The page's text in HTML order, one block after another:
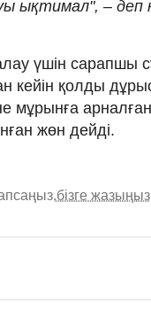
ықтимал", – деп
үшін сарапшы
кейін қолды
мұрынға
жөн дейді.
бізге жазыңыз